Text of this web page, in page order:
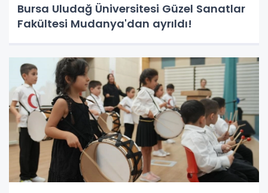
Bursa Uludağ Üniversitesi Güzel Sanatlar
Fakültesi Mudanya'dan ayrıldı!